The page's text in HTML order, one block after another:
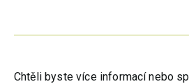
Chtěli byste více informací nebo